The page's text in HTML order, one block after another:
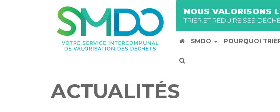
NOUS VALORISONS
TRIER ET RÉDUIRE SES
SMDO POURQUOI
ACTUALITÉS